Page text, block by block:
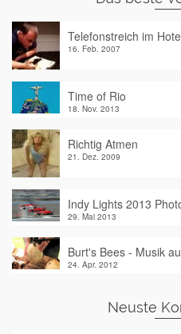
Telefonstreich im
16. Feb. 2007
Time of Rio
18. Nov. 2013
Richtig Atmen
21. Dez. 2009
Indy Lights 2013
29. Mai 2013
Burt's Bees - Musik
24. Apr. 2012
Neuste